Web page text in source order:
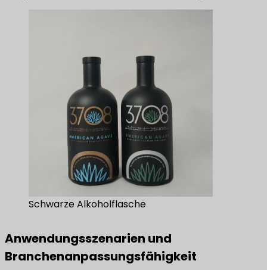
Schwarze Alkoholflasche
Anwendungsszenarien und
Branchenanpassungsfähigkeit